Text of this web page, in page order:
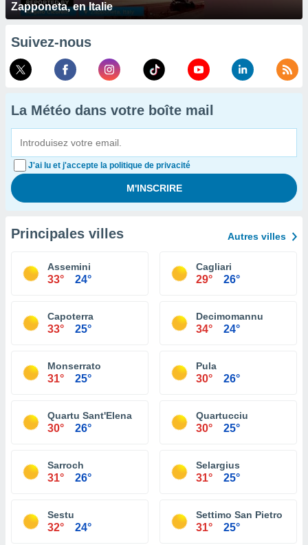
Zapponeta, en Italie
Suivez-nous
La Météo dans votre boîte mail
J'ai lu et j'accepte la politique de privacité
Principales villes Autres villes
Assemini
33° 24°
Cagliari
29° 26°
Capoterra
33° 25°
Decimomannu
34° 24°
Monserrato
31° 25°
Pula
30° 26°
Quartu Sant'Elena
30° 26°
Quartucciu
30° 25°
Sarroch
31° 26°
Selargius
31° 25°
Sestu
32° 24°
Settimo San Pietro
31° 25°